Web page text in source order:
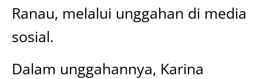
Ranau, melalui unggahan di media
sosial.
Dalam unggahannya, Karina